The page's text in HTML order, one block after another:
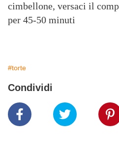
cimbellone, versaci il
per 45-50 minuti
#torte
Condividi